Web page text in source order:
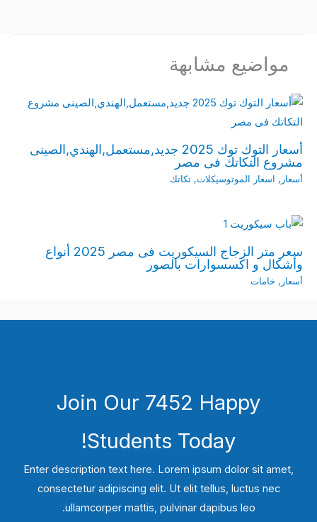
مواضيع مشابهة
أسعار التوك توك 2025 جديد,مستعمل,الهندي,الصينى
مشروع التكاتك فى مصر
أسعار , اسعار الموتوسيكلات, تكاتك
سعر متر الزجاج السيكوريت فى مصر 2025 أنواع
وأشكال و اكسسوارات بالصور
أسعار , خامات
Join Our 7452 Happy
Students​ Today!
Enter description text here. Lorem ipsum dolor sit amet,
consectetur adipiscing elit. Ut elit tellus, luctus nec
ullamcorper mattis, pulvinar dapibus leo.​